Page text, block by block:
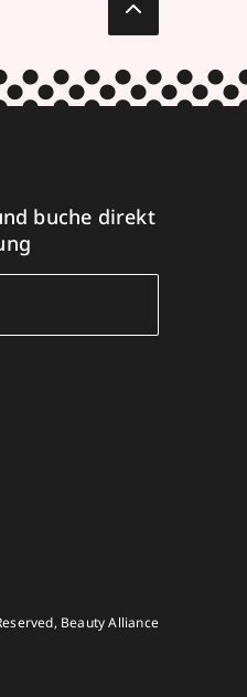
buche direkt
Beauty Alliance